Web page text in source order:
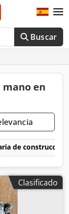
Buscar
mano en
de construcción
Clasificado